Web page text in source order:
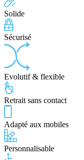
Solide
Sécurisé
Evolutif & flexible
Retrait sans contact
Adapté aux mobiles
Personnalisable